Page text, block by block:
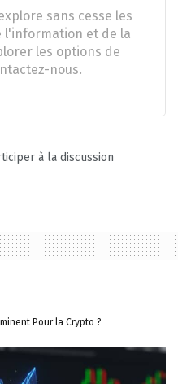
sans cesse les
l'information et de la
les options de
nous.
à la discussion
Pour la Crypto ?